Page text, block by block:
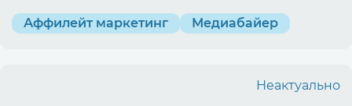
Аффилейт маркетинг Медиабайер
Неактуально